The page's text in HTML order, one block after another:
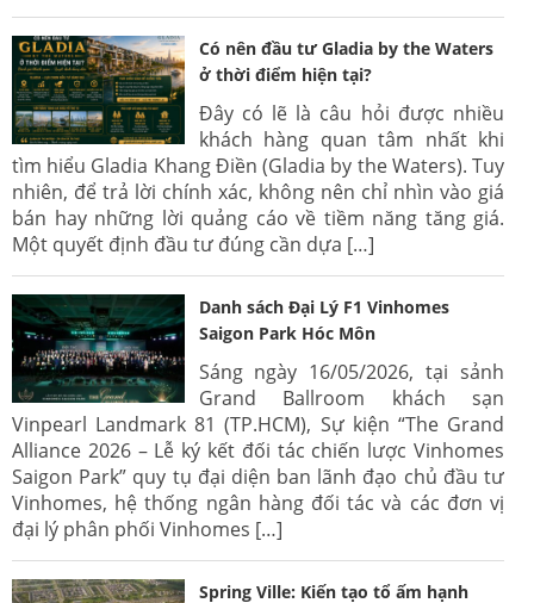
Có nên đầu tư Gladia by the Waters
ở thời điểm hiện tại?
Đây có lẽ là câu hỏi được nhiều
khách hàng quan tâm nhất khi
tìm hiểu Gladia Khang Điền (Gladia by the Waters). Tuy
nhiên, để trả lời chính xác, không nên chỉ nhìn vào giá
bán hay những lời quảng cáo về tiềm năng tăng giá.
Một quyết định đầu tư đúng cần dựa […]
Danh sách Đại Lý F1 Vinhomes
Saigon Park Hóc Môn
Sáng ngày 16/05/2026, tại sảnh
Grand Ballroom khách sạn
Vinpearl Landmark 81 (TP.HCM), Sự kiện “The Grand
Alliance 2026 – Lễ ký kết đối tác chiến lược Vinhomes
Saigon Park” quy tụ đại diện ban lãnh đạo chủ đầu tư
Vinhomes, hệ thống ngân hàng đối tác và các đơn vị
đại lý phân phối Vinhomes […]
Spring Ville: Kiến tạo tổ ấm hạnh